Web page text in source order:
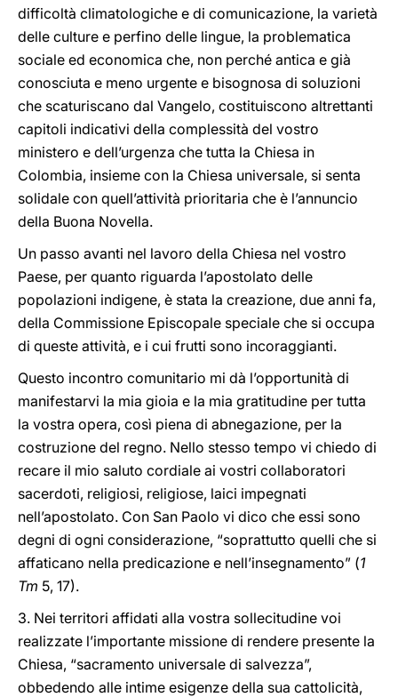
difficoltà climatologiche e di comunicazione, la varietà
delle culture e perfino delle lingue, la problematica
sociale ed economica che, non perché antica e già
conosciuta e meno urgente e bisognosa di soluzioni
che scaturiscano dal Vangelo, costituiscono altrettanti
capitoli indicativi della complessità del vostro
ministero e dell’urgenza che tutta la Chiesa in
Colombia, insieme con la Chiesa universale, si senta
solidale con quell’attività prioritaria che è l’annuncio
della Buona Novella.
Un passo avanti nel lavoro della Chiesa nel vostro
Paese, per quanto riguarda l’apostolato delle
popolazioni indigene, è stata la creazione, due anni fa,
della Commissione Episcopale speciale che si occupa
di queste attività, e i cui frutti sono incoraggianti.
Questo incontro comunitario mi dà l’opportunità di
manifestarvi la mia gioia e la mia gratitudine per tutta
la vostra opera, così piena di abnegazione, per la
costruzione del regno. Nello stesso tempo vi chiedo di
recare il mio saluto cordiale ai vostri collaboratori
sacerdoti, religiosi, religiose, laici impegnati
nell’apostolato. Con San Paolo vi dico che essi sono
degni di ogni considerazione, “soprattutto quelli che si
affaticano nella predicazione e nell’insegnamento” (1
Tm 5, 17).
3. Nei territori affidati alla vostra sollecitudine voi
realizzate l’importante missione di rendere presente la
Chiesa, “sacramento universale di salvezza”,
obbedendo alle intime esigenze della sua cattolicità,